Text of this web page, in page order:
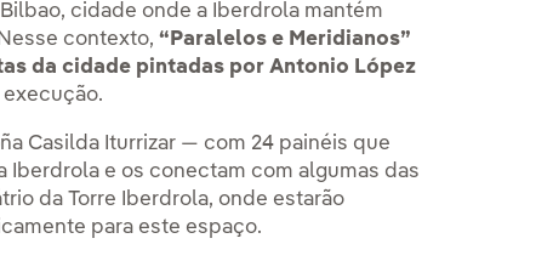
cidade onde a Iberdrola mantém
contexto,“Paralelos e Meridianos”
da cidade pintadas por Antonio López
Casilda Iturrizar — com 24 painéis que
e os conectam com algumas das
da Torre Iberdrola, onde estarão
para este espaço.